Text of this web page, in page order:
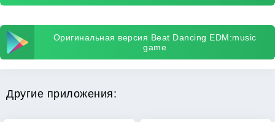
Оригинальная версия Beat Dancing EDM:music
game
Другие приложения: